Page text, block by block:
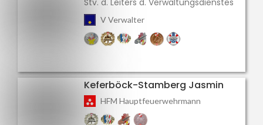
Stv. d. Leiters d. Verwaltungsdienstes
V Verwalter
Keferböck-Stamberg Jasmin
HFM Hauptfeuerwehrmann